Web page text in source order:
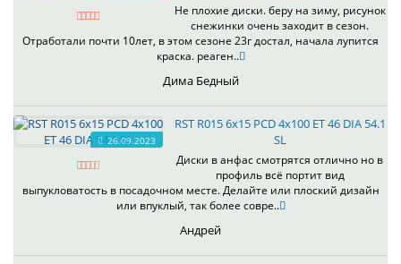
Не плохие диски. беру на зиму, рисунок
снежинки очень заходит в сезон.
Отработали почти 10лет, в этом сезоне 23г достал, начала лупится
краска. реаген..
Дима Бедный
26.09.2023
RST R015 6x15 PCD 4x100 ET 46 DIA 54.1
SL
Диски в анфас смотрятся отлично но в
профиль всё портит вид
выпукловатость в посадочном месте. Делайте или плоский дизайн
или впуклый, так более совре..
Андрей